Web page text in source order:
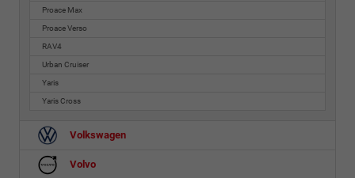
Proace Max
Proace Verso
RAV4
Urban Cruiser
Yaris
Yaris Cross
Volkswagen
Volvo